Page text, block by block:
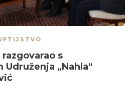
s
„Nahla“